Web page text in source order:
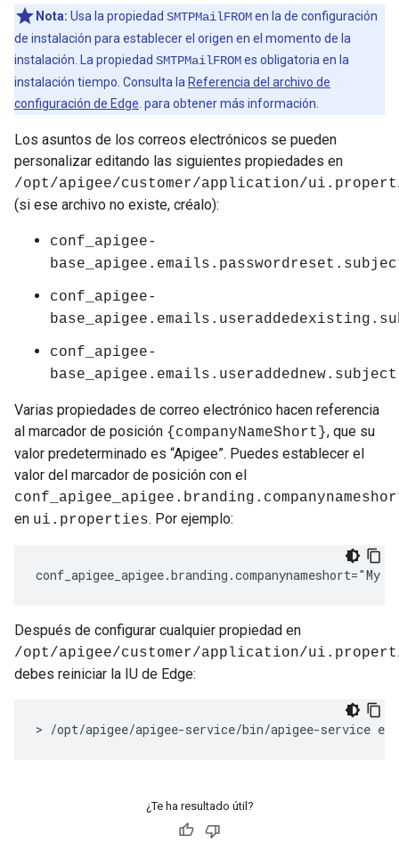
Nota: Usa la propiedad SMTPMailFROMen la de configuración
de instalación para establecer el origen en el momento de la
instalación. La propiedad SMTPMailFROMes obligatoria en la
instalación tiempo. Consulta la Referencia del archivo de
configuración de Edge . para obtener más información.
Los asuntos de los correos electrónicos se pueden
personalizar editando las siguientes propiedades en
/opt/apigee/customer/application/
(si ese archivo no existe, créalo):
conf_apigee-
conf_apigee-
conf_apigee-
base_apigee.emails.useraddednew.subject
Varias propiedades de correo electrónico hacen referencia
al marcador de posición {companyNameShort}, que su
valor predeterminado es “Apigee”. Puedes establecer el
valor del marcador de posición con el
en ui.properties. Por ejemplo:
conf_apigee_apigee.branding.companynameshort="My
Después de configurar cualquier propiedad en
/opt/apigee/customer/application/
debes reiniciar la IU de Edge:
> /opt/apigee/apigee-service/bin/apigee-service
¿Te ha resultado útil?